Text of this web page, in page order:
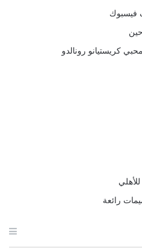
فيسبوك
كريستيانو رونالدو